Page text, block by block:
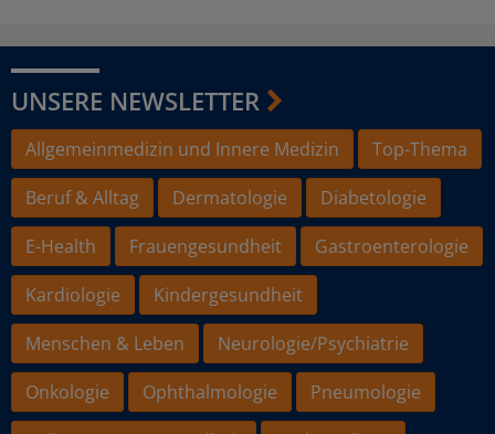
UNSERE NEWSLETTER
Allgemeinmedizin und Innere Medizin
Top-Thema
Beruf & Alltag
Dermatologie
Diabetologie
E-Health
Frauengesundheit
Gastroenterologie
Kardiologie
Kindergesundheit
Menschen & Leben
Neurologie/Psychiatrie
Onkologie
Ophthalmologie
Pneumologie